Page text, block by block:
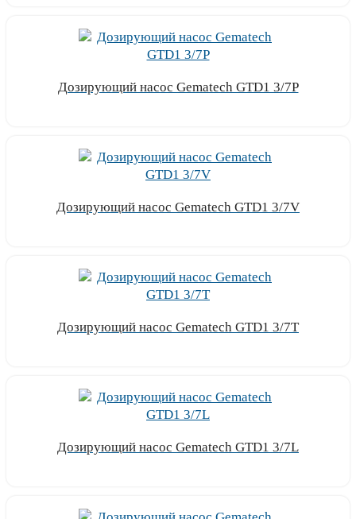
Дозирующий насос Gematech GTD1 3/7P
Дозирующий насос Gematech GTD1 3/7V
Дозирующий насос Gematech GTD1 3/7T
Дозирующий насос Gematech GTD1 3/7L